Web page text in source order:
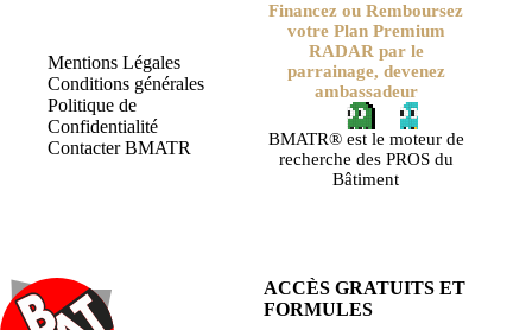
Mentions Légales
Conditions générales
Politique de
Confidentialité
Contacter BMATR
Financez ou Remboursez
votre Plan Premium
RADAR par le
parrainage, devenez
ambassadeur
BMATR® est le moteur de
recherche des PROS du
Bâtiment
ACCÈS GRATUITS ET
FORMULES